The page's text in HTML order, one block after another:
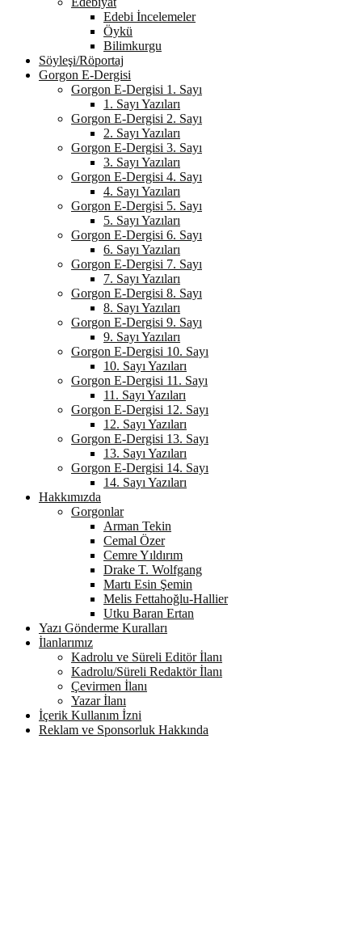
Edebi İncelemeler
Öykü
Bilimkurgu
Söyleşi/Röportaj
Gorgon E-Dergisi
Gorgon E-Dergisi 1. Sayı
1. Sayı Yazıları
Gorgon E-Dergisi 2. Sayı
2. Sayı Yazıları
Gorgon E-Dergisi 3. Sayı
3. Sayı Yazıları
Gorgon E-Dergisi 4. Sayı
4. Sayı Yazıları
Gorgon E-Dergisi 5. Sayı
5. Sayı Yazıları
Gorgon E-Dergisi 6. Sayı
6. Sayı Yazıları
Gorgon E-Dergisi 7. Sayı
7. Sayı Yazıları
Gorgon E-Dergisi 8. Sayı
8. Sayı Yazıları
Gorgon E-Dergisi 9. Sayı
9. Sayı Yazıları
Gorgon E-Dergisi 10. Sayı
10. Sayı Yazıları
Gorgon E-Dergisi 11. Sayı
11. Sayı Yazıları
Gorgon E-Dergisi 12. Sayı
12. Sayı Yazıları
Gorgon E-Dergisi 13. Sayı
13. Sayı Yazıları
Gorgon E-Dergisi 14. Sayı
14. Sayı Yazıları
Hakkımızda
Gorgonlar
Arman Tekin
Cemal Özer
Cemre Yıldırım
Drake T. Wolfgang
Martı Esin Şemin
Melis Fettahoğlu-Hallier
Utku Baran Ertan
Yazı Gönderme Kuralları
İlanlarımız
Kadrolu ve Süreli Editör İlanı
Kadrolu/Süreli Redaktör İlanı
Çevirmen İlanı
Yazar İlanı
İçerik Kullanım İzni
Reklam ve Sponsorluk Hakkında